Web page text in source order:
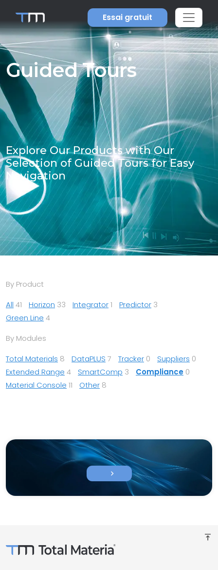
Essai gratuit
Guided Tours
Explore Our Products with Our
Selection of Guided Tours for Easy
Navigation
By Product
All 41 Horizon 33 Integrator1 Predictor 3
Green Line 4
By Modules
Total Materials 8 DataPLUS 7 Tracker 0 Suppliers 0
Extended Range 4 SmartComp 3 Compliance 0
Material Console 11 Other 8
chevron_right
vertical_align_top